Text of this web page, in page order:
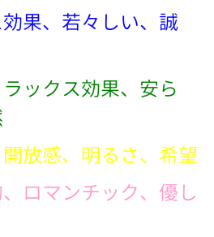
果、若々しい、誠
ックス効果、安ら
放感、明るさ、希望
ロマンチック、優し